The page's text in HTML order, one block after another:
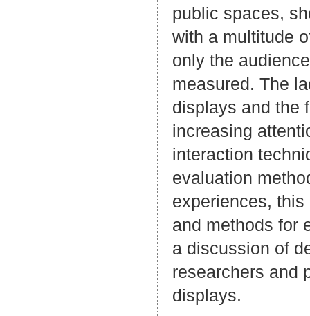
public spaces,
with a multitude
only the
measured. The
displays and the
increasing
interaction
evaluation
experiences,
and methods for
a discussion of
researchers and
displays.